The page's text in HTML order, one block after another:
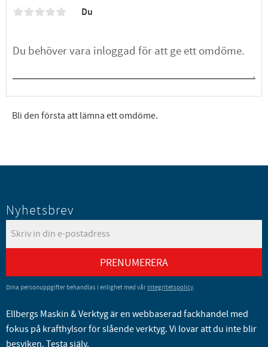
Du
Bli den första att lämna ett omdöme.
Nyhetsbrev
PRENUMERERA
Dina personuppgifter behandlas i enlighet med vår integritetspolicy.
Ellbergs Maskin & Verktyg är en webbaserad fackhandel med
fokus på krafthylsor för slående verktyg. Vi lovar att du inte blir
besviken. Testa själv.